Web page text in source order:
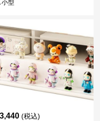
小型
(税込)